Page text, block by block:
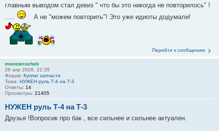
главным выводом стал девиз " что бы это никогда не повторилось" !
.....
А не "можем повторить"! Это уже идиоты додумали!
Перейти к сообщению
monsterochek
28 апр 2026, 22:35
Форум: Куплю запчасти
Тема: НУЖЕН руль Т-4 на Т-3
Ответы: 14
Просмотры: 21405
НУЖЕН руль Т-4 на Т-3
Друзья !Вопросик про бак , все сильнее и сильнее актуален.